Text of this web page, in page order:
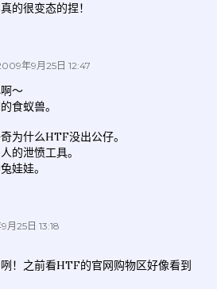
的很变态的捏！
年9月25日 12:47
～
食蚁兽。
为什么HTF没出公仔。
的泄愤工具。
娃娃。
月25日 13:18
！之前看HTF的官网购物区好像看到